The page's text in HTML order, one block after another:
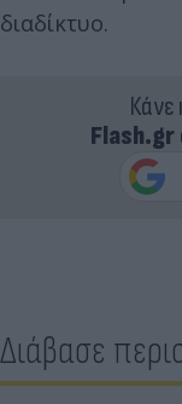
διαδίκτυο.
Κάνε
Flash.gr
Διάβασε